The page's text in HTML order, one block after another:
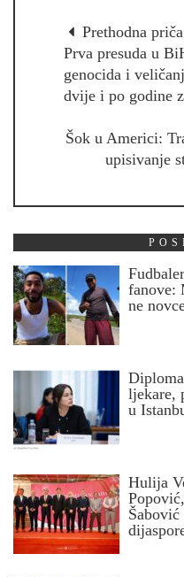
Prethodna priča
Prva presuda u
genocida i
dvije i po godine
Šok u Americi:
upisivanje
fanove:
ne
ljekare,
u
Hulija